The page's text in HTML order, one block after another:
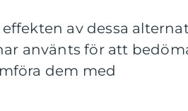
av dessa
använts för att
dem med